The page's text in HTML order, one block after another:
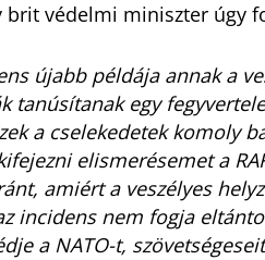
brit védelmi miniszter úgy
újabb példája annak a
tanúsítanak egy
a cselekedetek komoly
elismerésemet a
amiért a veszélyes
incidens nem fogja
a NATO-t,